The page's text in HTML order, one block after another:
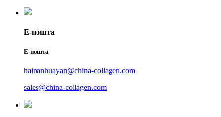
Е-пошта
Е-пошта
hainanhuayan@china-collagen.com
sales@china-collagen.com